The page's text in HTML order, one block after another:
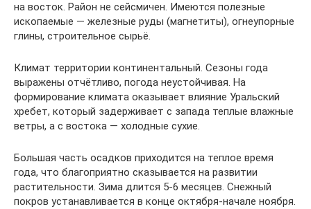
на восток. Район не сейсмичен. Имеются полезные
ископаемые — железные руды (магнетиты), огнеупорные
глины, строительное сырьё.
Климат территории континентальный. Сезоны года
выражены отчётливо, погода неустойчивая. На
формирование климата оказывает влияние Уральский
хребет, который задерживает с запада теплые влажные
ветры, а с востока — холодные сухие.
Большая часть осадков приходится на теплое время
года, что благоприятно сказывается на развитии
растительности. Зима длится 5-6 месяцев. Снежный
покров устанавливается в конце октября-начале ноября.